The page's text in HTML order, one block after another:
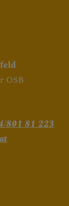
OSB
801 81 223